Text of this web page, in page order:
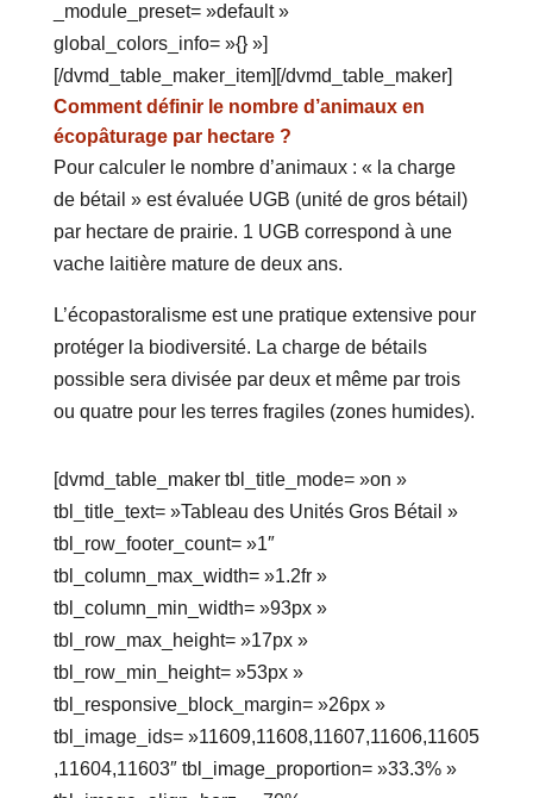
_module_preset= »default »
global_colors_info= »{} »]
[/dvmd_table_maker_item][/dvmd_table_maker]
Comment définir le nombre d’animaux en
écopâturage par hectare ?
Pour calculer le nombre d’animaux : « la charge
de bétail » est évaluée UGB (unité de gros bétail)
par hectare de prairie. 1 UGB correspond à une
vache laitière mature de deux ans.
L’écopastoralisme est une pratique extensive pour
protéger la biodiversité. La charge de bétails
possible sera divisée par deux et même par trois
ou quatre pour les terres fragiles (zones humides).
[dvmd_table_maker tbl_title_mode= »on »
tbl_title_text= »Tableau des Unités Gros Bétail »
tbl_row_footer_count= »1″
tbl_column_max_width= »1.2fr »
tbl_column_min_width= »93px »
tbl_row_max_height= »17px »
tbl_row_min_height= »53px »
tbl_responsive_block_margin= »26px »
tbl_image_ids= »11609,11608,11607,11606,11605
,11604,11603″ tbl_image_proportion= »33.3% »